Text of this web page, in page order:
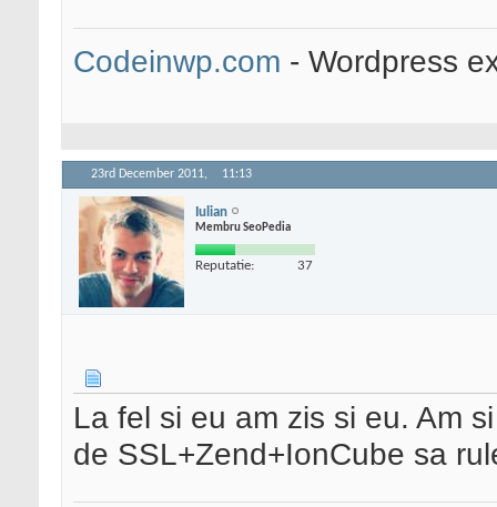
Codeinwp.com - Wordpress
23rd December 2011, 11:13
Iulian
Membru SeoPedia
Reputatie: 37
La fel si eu am zis si eu. Am
de SSL+Zend+IonCube sa